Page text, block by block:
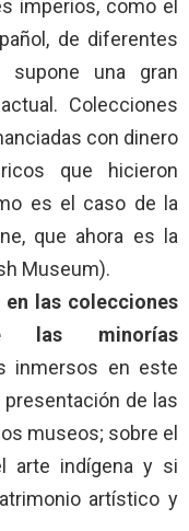
imperios, como el
de diferentes
una gran
Colecciones
con dinero
que hicieron
es el caso de la
que ahora es la
Museum).
las colecciones
las minorías
inmersos en este
de las
museos; sobre el
arte indígena y si
artístico y